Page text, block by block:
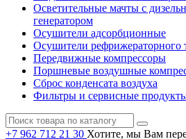
Осветительные мачты с
генератором
Осушители адсорбционные
Осушители рефрижераторного
Передвижные компрессоры
Поршневые воздушные
Сброс конденсата воздуха
Фильтры и сервисные
+7 962 712 21 30 Хотите, мы Вам